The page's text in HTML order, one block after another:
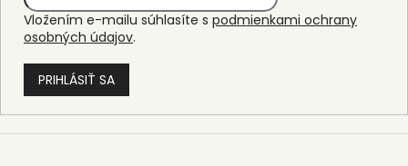
Vložením e-mailu súhlasíte s podmienkami ochrany
osobných údajov.
PRIHLÁSIŤ SA
Z